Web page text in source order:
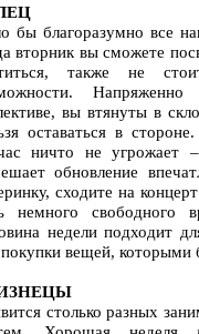
бы благоразумно все
вторник вы сможете
также не
вы втянуты в
оставаться в
ничто не угрожает
обновление
сходите на
немного свободного
недели подходит
вещей, которыми
столько разных